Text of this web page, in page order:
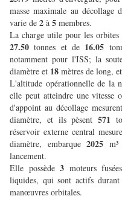
masse maximale au décollage
varie de 2 à 5 membres.
La charge utile pour les orbites
27.50 tonnes et de 16.05
notamment pour l'ISS; la
diamètre et 18 mètres de long,
L'altitude opérationnelle de la
elle peut atteindre une vitesse
d'appoint au décollage
diamètre, et ils pèsent571
réservoir externe central
diamètre, embarque 2025
lancement.
Elle possède3 moteurs
liquides, qui sont actifs durant
manœuvres orbitales.